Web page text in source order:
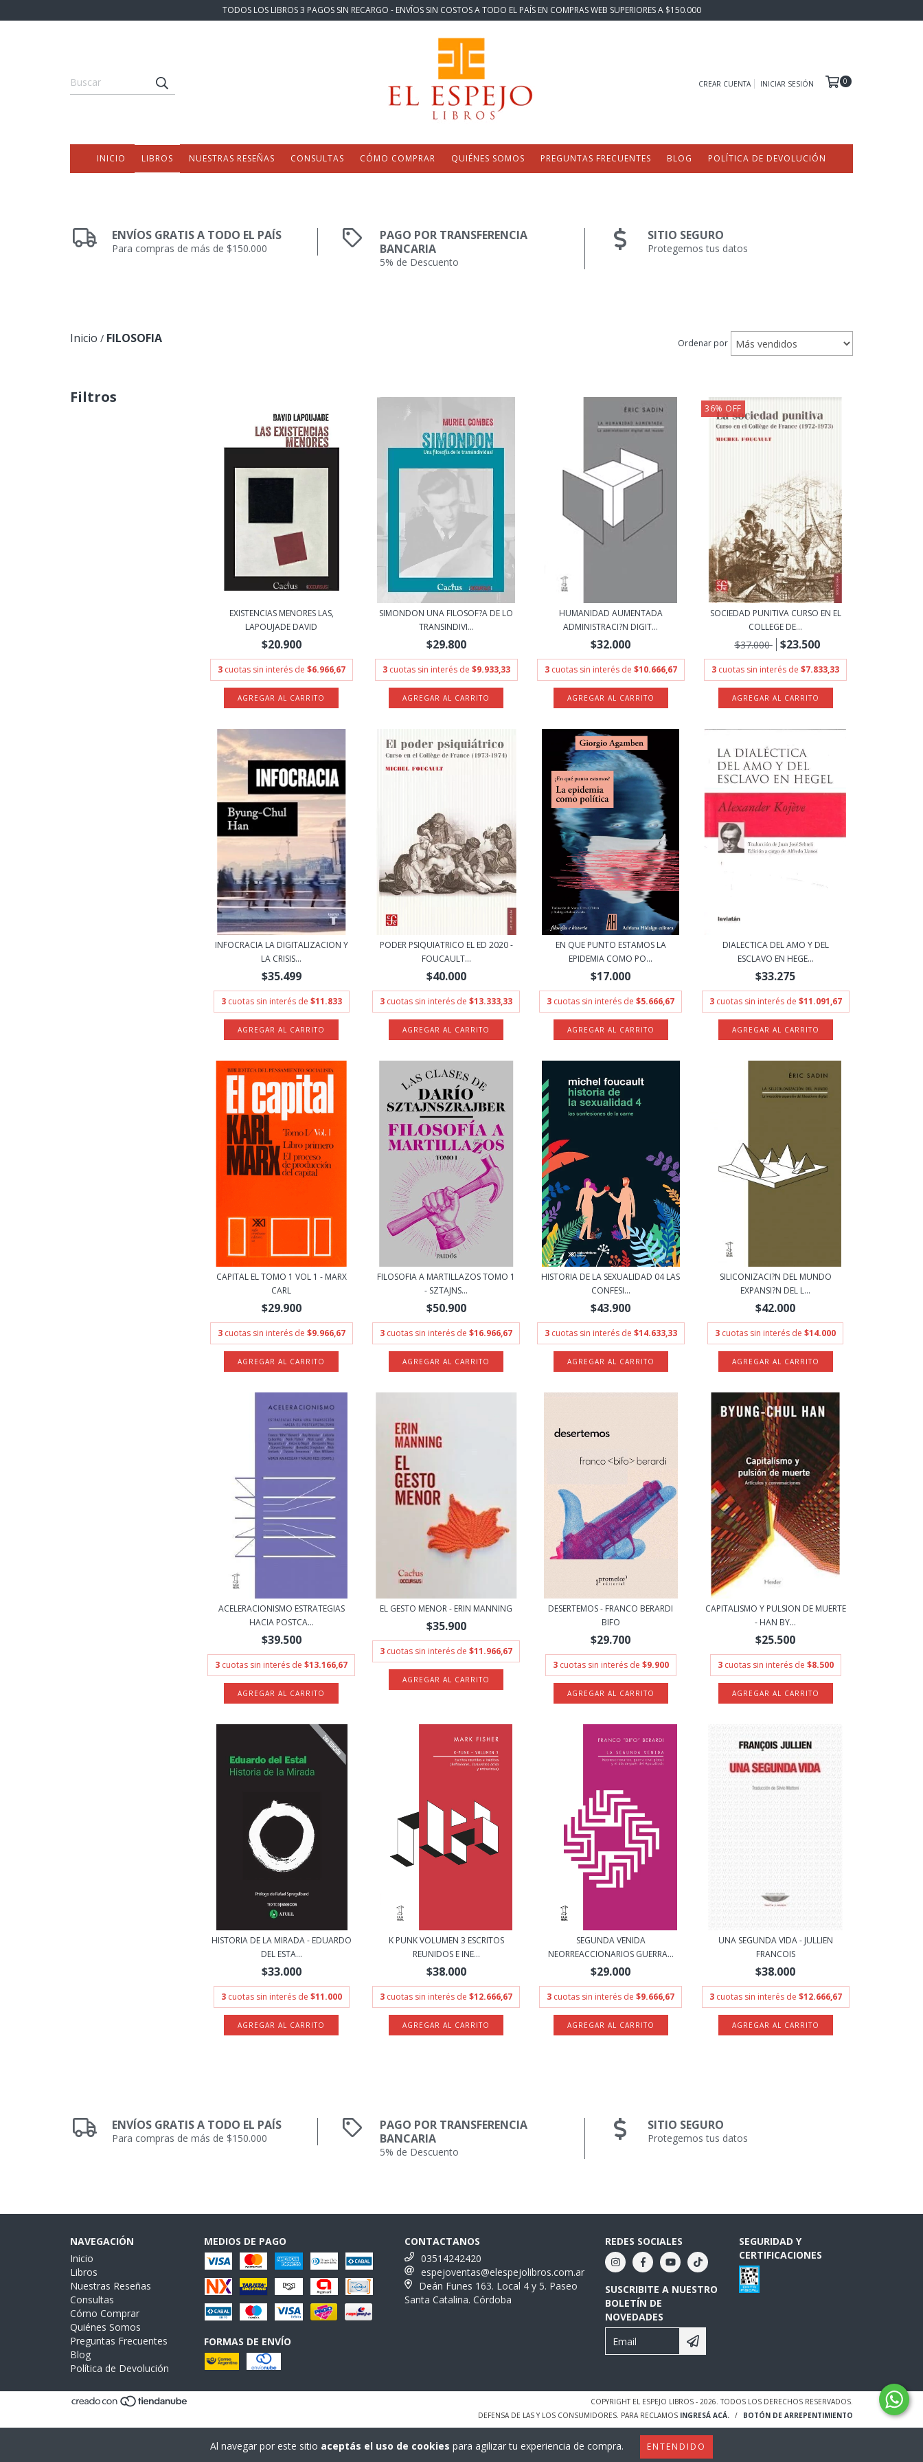
Al navegar por este sitio aceptás el uso de cookies para agilizar tu experiencia de compra. ENTENDIDO
TODOS LOS LIBROS 3 PAGOS SIN RECARGO - ENVÍOS SIN COSTOS A TODO EL PAÍS EN COMPRAS WEB SUPERIORES A $150.000
CREAR CUENTA INICIAR SESIÓN 0
INICIO LIBROS NUESTRAS RESEÑAS CONSULTAS CÓMO COMPRAR QUIÉNES SOMOS PREGUNTAS FRECUENTES BLOG POLÍTICA DE DEVOLUCIÓN
ENVÍOS GRATIS A TODO EL PAÍS
Para compras de más de $150.000
PAGO POR TRANSFERENCIA
BANCARIA
5% de Descuento
SITIO SEGURO
Protegemos tus datos
Inicio / FILOSOFIA Ordenar por
Filtros
EXISTENCIAS MENORES LAS,
LAPOUJADE DAVID
$20.900
3 cuotas sin interés de $6.966,67
SIMONDON UNA FILOSOF?A DE LO
TRANSINDIVI...
$29.800
3 cuotas sin interés de $9.933,33
HUMANIDAD AUMENTADA
ADMINISTRACI?N DIGIT...
$32.000
3 cuotas sin interés de $10.666,67
36% OFF
SOCIEDAD PUNITIVA CURSO EN EL
COLLEGE DE...
$37.000 $23.500
3 cuotas sin interés de$7.833,33
INFOCRACIA LA DIGITALIZACION Y
LA CRISIS...
$35.499
3 cuotas sin interés de $11.833
PODER PSIQUIATRICO EL ED 2020 -
FOUCAULT...
$40.000
3 cuotas sin interés de$13.333,33
EN QUE PUNTO ESTAMOS LA
EPIDEMIA COMO PO...
$17.000
3 cuotas sin interés de$5.666,67
DIALECTICA DEL AMO Y DEL
ESCLAVO EN HEGE...
$33.275
3 cuotas sin interés de $11.091,67
CAPITAL EL TOMO 1 VOL 1 - MARX
CARL
$29.900
3 cuotas sin interés de $9.966,67
FILOSOFIA A MARTILLAZOS TOMO 1
- SZTAJNS...
$50.900
3 cuotas sin interés de$16.966,67
HISTORIA DE LA SEXUALIDAD 04 LAS
CONFESI...
$43.900
3 cuotas sin interés de $14.633,33
SILICONIZACI?N DEL MUNDO
EXPANSI?N DEL L...
$42.000
3 cuotas sin interés de$14.000
ACELERACIONISMO ESTRATEGIAS
HACIA POSTCA...
$39.500
3 cuotas sin interés de$13.166,67
EL GESTO MENOR - ERIN MANNING
$35.900
3 cuotas sin interés de$11.966,67
DESERTEMOS - FRANCO BERARDI
BIFO
$29.700
3 cuotas sin interés de $9.900
CAPITALISMO Y PULSION DE MUERTE
- HAN BY...
$25.500
3 cuotas sin interés de $8.500
HISTORIA DE LA MIRADA - EDUARDO
DEL ESTA...
$33.000
3 cuotas sin interés de $11.000
K PUNK VOLUMEN 3 ESCRITOS
REUNIDOS E INE...
$38.000
3 cuotas sin interés de$12.666,67
SEGUNDA VENIDA
NEORREACCIONARIOS GUERRA...
$29.000
3 cuotas sin interés de$9.666,67
UNA SEGUNDA VIDA - JULLIEN
FRANCOIS
$38.000
3 cuotas sin interés de $12.666,67
ENVÍOS GRATIS A TODO EL PAÍS
Para compras de más de $150.000
PAGO POR TRANSFERENCIA
BANCARIA
5% de Descuento
SITIO SEGURO
Protegemos tus datos
NAVEGACIÓN
Inicio
Libros
Nuestras Reseñas
Consultas
Cómo Comprar
Quiénes Somos
Preguntas Frecuentes
Blog
Política de Devolución
MEDIOS DE PAGO
FORMAS DE ENVÍO
CONTACTANOS
03514242420
espejoventas@elespejolibros.com.ar
Deán Funes 163. Local 4 y 5. Paseo
Santa Catalina. Córdoba
REDES SOCIALES
SUSCRIBITE A NUESTRO
BOLETÍN DE
NOVEDADES
SEGURIDAD Y
CERTIFICACIONES
COPYRIGHT EL ESPEJO LIBROS - 2026. TODOS LOS DERECHOS RESERVADOS.
DEFENSA DE LAS Y LOS CONSUMIDORES. PARA RECLAMOS INGRESÁ ACÁ. / BOTÓN DE ARREPENTIMIENTO